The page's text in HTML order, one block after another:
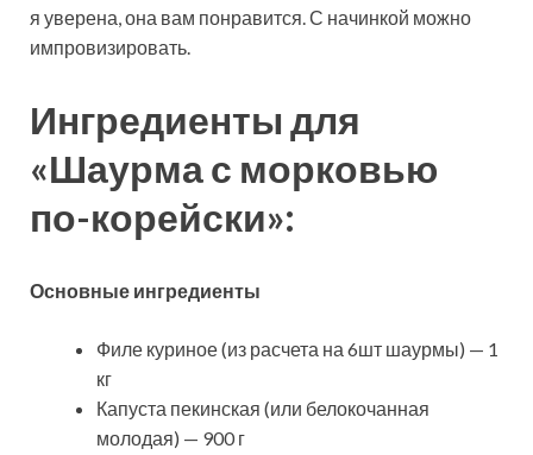
я уверена, она вам понравится. С начинкой можно
импровизировать.
Ингредиенты для
«Шаурма с морковью
по-корейски»:
Основные ингредиенты
Филе куриное (из расчета на 6шт шаурмы) — 1
кг
Капуста пекинская (или белокочанная
молодая) — 900 г